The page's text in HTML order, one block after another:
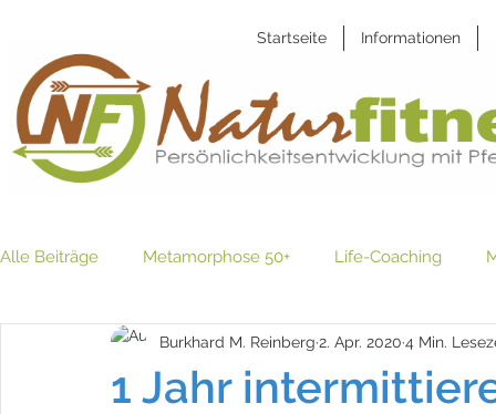
Startseite Informationen
Alle Beiträge Metamorphose 50+ Life-Coaching
Holistische Fußgesundheit
1 Jahr
Burkhard M. Reinberg 2. Apr. 2020 4 Min.